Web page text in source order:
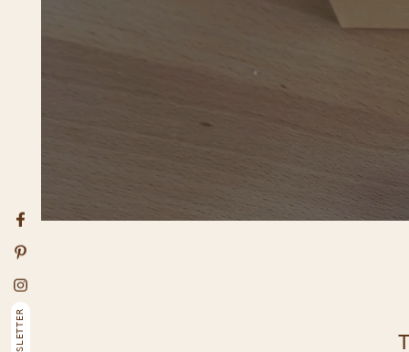
Facebook
Instagram
NEWSLETTER